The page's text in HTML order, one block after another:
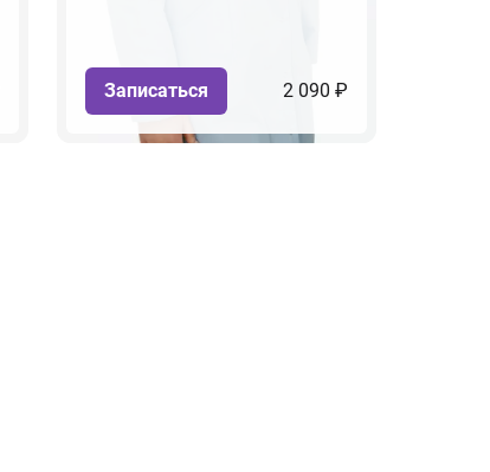
Записаться 2 090 ₽